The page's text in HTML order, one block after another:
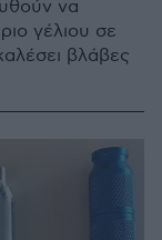
να
γέλιου σε
βλάβες